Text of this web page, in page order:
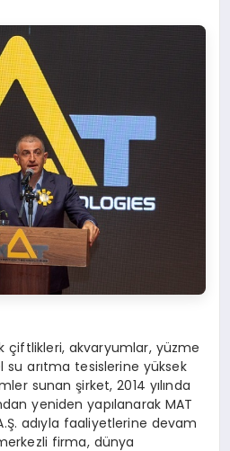
çiftlikleri, akvaryumlar, yüzme
su arıtma tesislerine yüksek
sunan şirket, 2014 yılında
yeniden yapılanarak MAT
adıyla faaliyetlerine devam
firma, dünya